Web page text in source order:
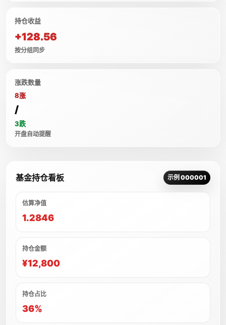
持仓收益
+128.56
按分组同步
涨跌数量
8涨
/
3跌
开盘自动提醒
基金持仓看板 示例 000001
估算净值
1.2846
持仓金额
¥12,800
持仓占比
36%